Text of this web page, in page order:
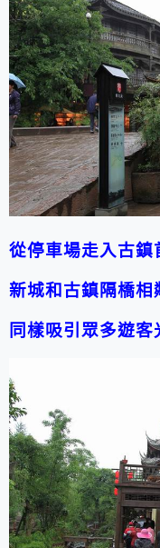
從停車場走入古鎮
新城和古鎮隔橋相
同樣吸引眾多遊客